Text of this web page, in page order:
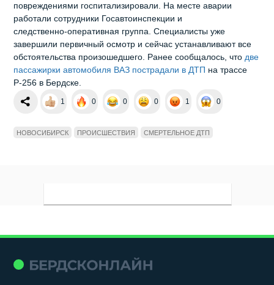
повреждениями госпитализировали. На месте аварии
работали сотрудники Госавтоинспекции и
следственно‑оперативная группа. Специалисты уже
завершили первичный осмотр и сейчас устанавливают все
обстоятельства произошедшего. Ранее сообщалось, чтодве
пассажирки автомобиля ВАЗ пострадали в ДТП на трассе
Р-256 в Бердске.
1 0 0 0 1 0
НОВОСИБИРСК ПРОИСШЕСТВИЯ СМЕРТЕЛЬНОЕ ДТП